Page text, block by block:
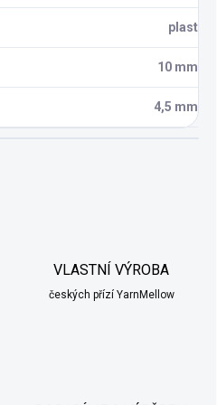
plast
10 mm
4,5 mm
VLASTNÍ VÝROBA
českých přízí YarnMellow